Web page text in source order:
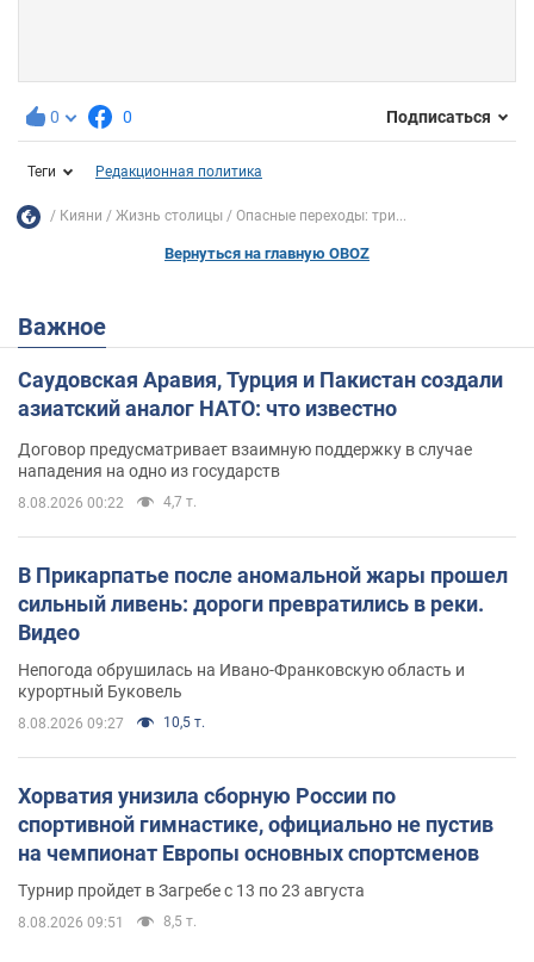
0 0 Подписаться
Теги Редакционная политика
Кияни Жизнь столицы Опасные переходы: три...
Вернуться на главную OBOZ
Важное
Саудовская Аравия, Турция и Пакистан создали
азиатский аналог НАТО: что известно
Договор предусматривает взаимную поддержку в случае
нападения на одно из государств
8.08.2026 00:22 4,7 т.
В Прикарпатье после аномальной жары прошел
сильный ливень: дороги превратились в реки.
Видео
Непогода обрушилась на Ивано-Франковскую область и
курортный Буковель
8.08.2026 09:27 10,5 т.
Хорватия унизила сборную России по
спортивной гимнастике, официально не пустив
на чемпионат Европы основных спортсменов
Турнир пройдет в Загребе с 13 по 23 августа
8.08.2026 09:51 8,5 т.